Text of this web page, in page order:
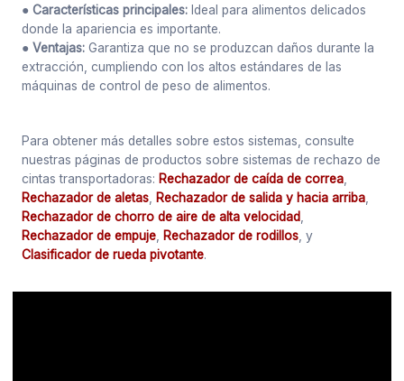
● Características principales: Ideal para alimentos delicados
donde la apariencia es importante.
● Ventajas: Garantiza que no se produzcan daños durante la
extracción, cumpliendo con los altos estándares de las
máquinas de control de peso de alimentos.
Para obtener más detalles sobre estos sistemas, consulte
nuestras páginas de productos sobre sistemas de rechazo de
cintas transportadoras: Rechazador de caída de correa,
Rechazador de aletas, Rechazador de salida y hacia arriba,
Rechazador de chorro de aire de alta velocidad,
Rechazador de empuje, Rechazador de rodillos, y
Clasificador de rueda pivotante.